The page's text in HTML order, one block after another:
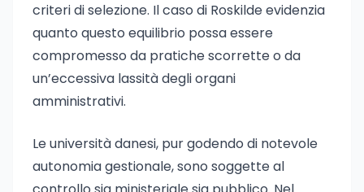
criteri di selezione. Il caso di Roskilde evidenzia
quanto questo equilibrio possa essere
compromesso da pratiche scorrette o da
un’eccessiva lassità degli organi
amministrativi.
Le università danesi, pur godendo di notevole
autonomia gestionale, sono soggette al